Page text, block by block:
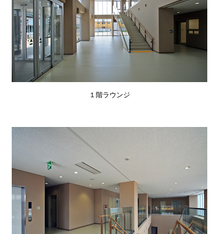
１階ラウンジ